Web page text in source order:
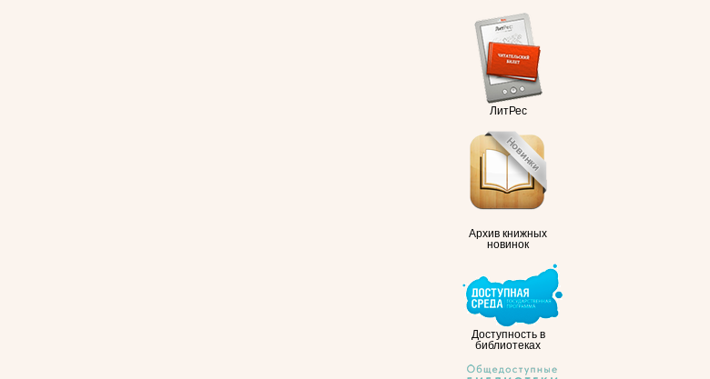
ЛитРес
Архив книжных
новинок
Доступность в
библиотеках